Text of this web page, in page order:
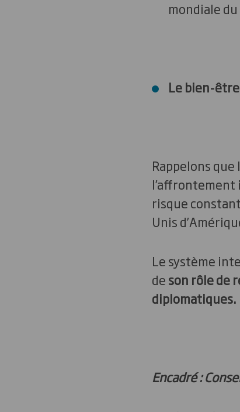
mondiale
Le bien-être
Rappelons
l’affrontement
risque
Unis
Le système
deson rôle de
diplomatiques.
Encadré :